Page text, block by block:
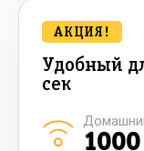
Удобный
сек
АКЦИЯ!
1000